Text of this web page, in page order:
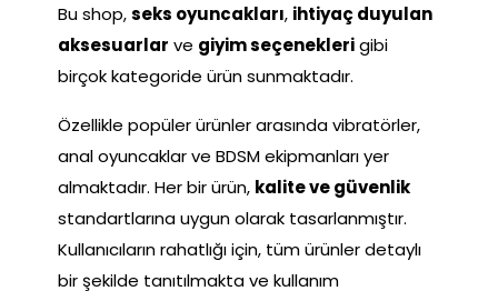
Bu shop,seks oyuncakları, ihtiyaç duyulan
aksesuarlar ve giyim seçeneklerigibi
birçok kategoride ürün sunmaktadır.
Özellikle popüler ürünler arasında vibratörler,
anal oyuncaklar ve BDSM ekipmanları yer
almaktadır. Her bir ürün, kalite ve güvenlik
standartlarına uygun olarak tasarlanmıştır.
Kullanıcıların rahatlığı için, tüm ürünler detaylı
bir şekilde tanıtılmakta ve kullanım